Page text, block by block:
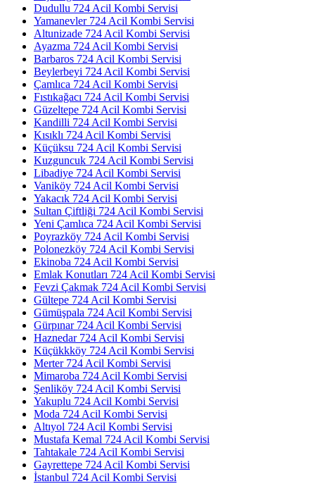
Dudullu 724 Acil Kombi Servisi
Yamanevler 724 Acil Kombi Servisi
Altunizade 724 Acil Kombi Servisi
Ayazma 724 Acil Kombi Servisi
Barbaros 724 Acil Kombi Servisi
Beylerbeyi 724 Acil Kombi Servisi
Çamlıca 724 Acil Kombi Servisi
Fıstıkağacı 724 Acil Kombi Servisi
Güzeltepe 724 Acil Kombi Servisi
Kandilli 724 Acil Kombi Servisi
Kısıklı 724 Acil Kombi Servisi
Küçüksu 724 Acil Kombi Servisi
Kuzguncuk 724 Acil Kombi Servisi
Libadiye 724 Acil Kombi Servisi
Vaniköy 724 Acil Kombi Servisi
Yakacık 724 Acil Kombi Servisi
Sultan Çiftliği 724 Acil Kombi Servisi
Yeni Çamlıca 724 Acil Kombi Servisi
Poyrazköy 724 Acil Kombi Servisi
Polonezköy 724 Acil Kombi Servisi
Ekinoba 724 Acil Kombi Servisi
Emlak Konutları 724 Acil Kombi Servisi
Fevzi Çakmak 724 Acil Kombi Servisi
Gültepe 724 Acil Kombi Servisi
Gümüşpala 724 Acil Kombi Servisi
Gürpınar 724 Acil Kombi Servisi
Haznedar 724 Acil Kombi Servisi
Küçükkköy 724 Acil Kombi Servisi
Merter 724 Acil Kombi Servisi
Mimaroba 724 Acil Kombi Servisi
Şenliköy 724 Acil Kombi Servisi
Yakuplu 724 Acil Kombi Servisi
Moda 724 Acil Kombi Servisi
Altıyol 724 Acil Kombi Servisi
Mustafa Kemal 724 Acil Kombi Servisi
Tahtakale 724 Acil Kombi Servisi
Gayrettepe 724 Acil Kombi Servisi
İstanbul 724 Acil Kombi Servisi